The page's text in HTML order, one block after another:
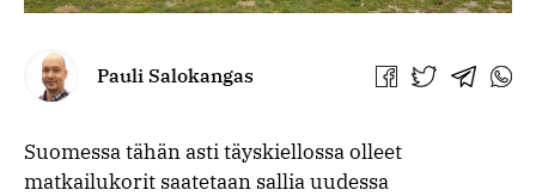
Pauli Salokangas
Jaa Jaa Jaa Jaa
Suomessa tähän asti täyskiellossa olleet
matkailukorit saatetaan sallia uudessa